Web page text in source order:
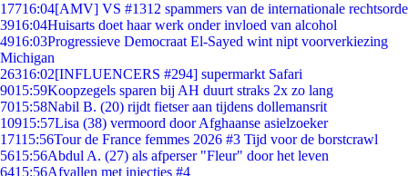
17716:04[AMV] VS #1312 spammers van de internationale rechtsorde
3916:04Huisarts doet haar werk onder invloed van alcohol
4916:03Progressieve Democraat El-Sayed wint nipt voorverkiezing
Michigan
26316:02[INFLUENCERS #294] supermarkt Safari
9015:59Koopzegels sparen bij AH duurt straks 2x zo lang
7015:58Nabil B. (20) rijdt fietser aan tijdens dollemansrit
10915:57Lisa (38) vermoord door Afghaanse asielzoeker
17115:56Tour de France femmes 2026 #3 Tijd voor de borstcrawl
5615:56Abdul A. (27) als afperser "Fleur" door het leven
6415:56Afvallen met injecties #4